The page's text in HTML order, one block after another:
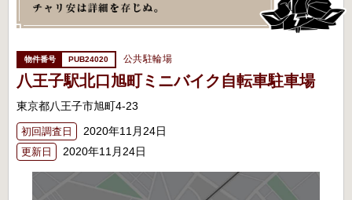
PUB24020 公共駐輪場
八王子駅北口旭町ミニバイク自転車駐車場
東京都八王子市旭町4-23
初回調査日 2020年11月24日
更新日 2020年11月24日